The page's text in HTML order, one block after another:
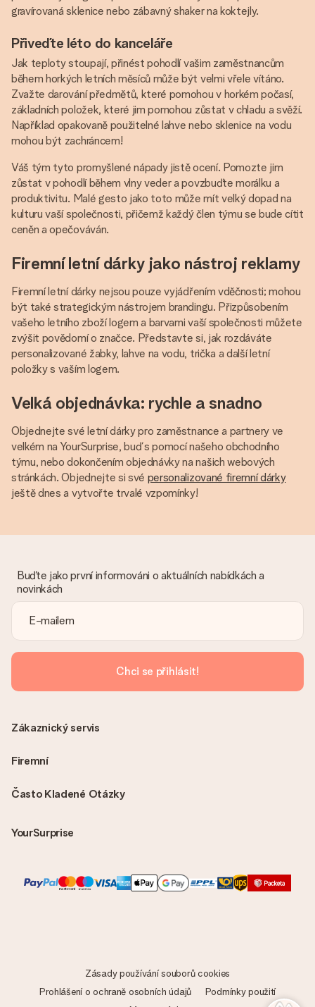
gravírovaná sklenice nebo zábavný shaker na koktejly.
Přiveďte léto do kanceláře
Jak teploty stoupají, přinést pohodlí vašim zaměstnancům
během horkých letních měsíců může být velmi vřele vítáno.
Zvažte darování předmětů, které pomohou v horkém počasí,
základních položek, které jim pomohou zůstat v chladu a svěží.
Například opakovaně použitelné lahve nebo sklenice na vodu
mohou být zachráncem!
Váš tým tyto promyšlené nápady jistě ocení. Pomozte jim
zůstat v pohodlí během vlny veder a povzbuďte morálku a
produktivitu. Malé gesto jako toto může mít velký dopad na
kulturu vaší společnosti, přičemž každý člen týmu se bude cítit
ceněn a opečováván.
Firemní letní dárky jako nástroj reklamy
Firemní letní dárky nejsou pouze vyjádřením vděčnosti; mohou
být také strategickým nástrojem brandingu. Přizpůsobením
vašeho letního zboží logem a barvami vaší společnosti můžete
zvýšit povědomí o značce. Představte si, jak rozdáváte
personalizované žabky, lahve na vodu, trička a další letní
položky s vaším logem.
Velká objednávka: rychle a snadno
Objednejte své letní dárky pro zaměstnance a partnery ve
velkém na YourSurprise, buď s pomocí našeho obchodního
týmu, nebo dokončením objednávky na našich webových
stránkách. Objednejte si své personalizované firemní dárky
ještě dnes a vytvořte trvalé vzpomínky!
Buďte jako první informováni o aktuálních nabídkách a
novinkách
Chci se přihlásit!
Často Kladené Otázky
YourSurprise
Zákaznický servis
Firemní
Zásady používání souborů cookies
Prohlášení o ochraně osobních údajů
Podmínky použití